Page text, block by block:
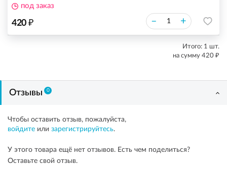
420 ₽ – +
под заказ
Итого: 1 шт.
на сумму 420 ₽
Отзывы 0
Чтобы оставить отзыв, пожалуйста,
войдите или зарегистрируйтесь.
У этого товара ещё нет отзывов. Есть чем поделиться?
Оставьте свой отзыв.